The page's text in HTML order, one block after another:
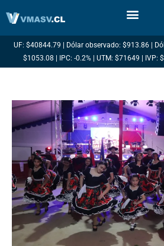
UF: $40844.79 | Dólar observado: $913.86 |
$1053.08 | IPC: -0.2% | UTM: $71649 | IVP: